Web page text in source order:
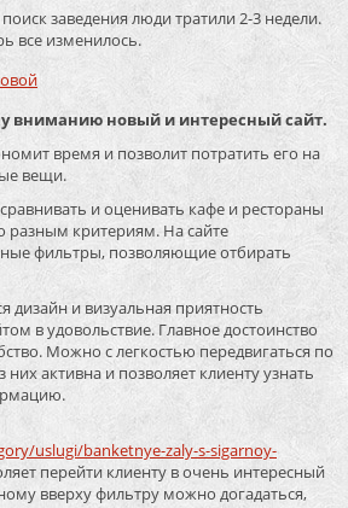
заведения люди тратили 2-3 недели.
все изменилось.
вниманию новый и интересный сайт.
время и позволит потратить его на
вещи.
и оценивать кафе и рестораны
разным критериям. На сайте
фильтры, позволяющие отбирать
и визуальная приятность
в удовольствие. Главное достоинство
Можно с легкостью передвигаться по
активна и позволяет клиенту узнать
uslugi/banketnye-zaly-s-sigarnoy-
перейти клиенту в очень интересный
вверху фильтру можно догадаться,